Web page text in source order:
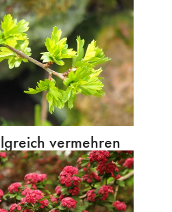
vermehren